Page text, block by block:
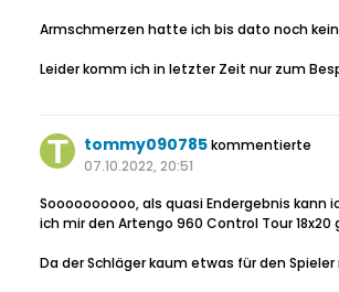
Armschmerzen hatte ich bis dato noch
Leider komm ich in letzter Zeit nur zum
tommy090785kommentierte
07.10.2022, 20:51
Soooooooooo, als quasi Endergebnis
ich mir den Artengo 960 Control Tour
Da der Schläger kaum etwas für den